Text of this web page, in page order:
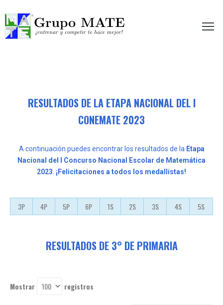
te hace mejor!
RESULTADOS DE LA ETAPA NACIONAL DEL I
CONEMATE 2023
A continuación puedes encontrar los resultados de la Etapa
Nacional del I Concurso Nacional Escolar de Matemática
2023. ¡Felicitaciones a todos los medallistas!
3P 4P 5P 6P 1S 2S 3S 4S 5S
RESULTADOS DE 3° DE PRIMARIA
Mostrar registros